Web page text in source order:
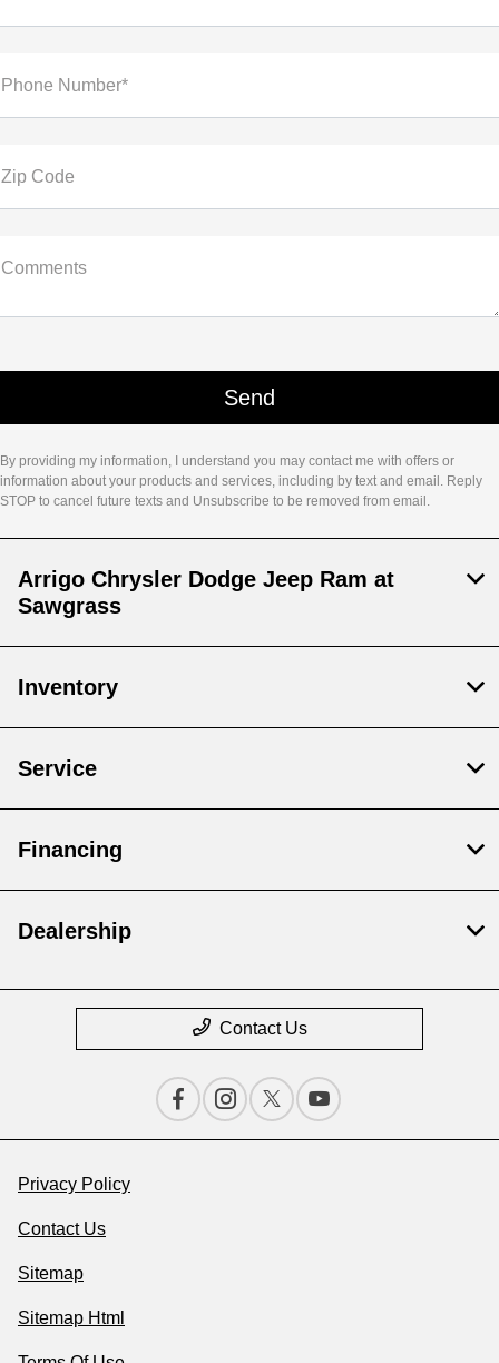
Phone Number*
Zip Code
Comments
By providing my information, I understand you may contact me with offers or
information about your products and services, including by text and email. Reply
STOP to cancel future texts and Unsubscribe to be removed from email.
Arrigo Chrysler Dodge Jeep Ram at
Sawgrass
Inventory
Service
Financing
Dealership
Contact Us
Privacy Policy
Contact Us
Sitemap
Sitemap Html